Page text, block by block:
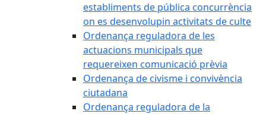
establiments de pública concurrència
on es desenvolupin activitats de culte
Ordenança reguladora de les
actuacions municipals que
requereixen comunicació prèvia
Ordenança de civisme i convivència
ciutadana
Ordenança reguladora de la